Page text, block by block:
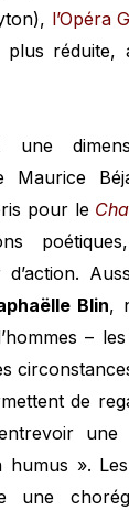
l’Opéra
réduite,
Maurice
pour le
poétiques,
Blin,
–
de
une
».
une